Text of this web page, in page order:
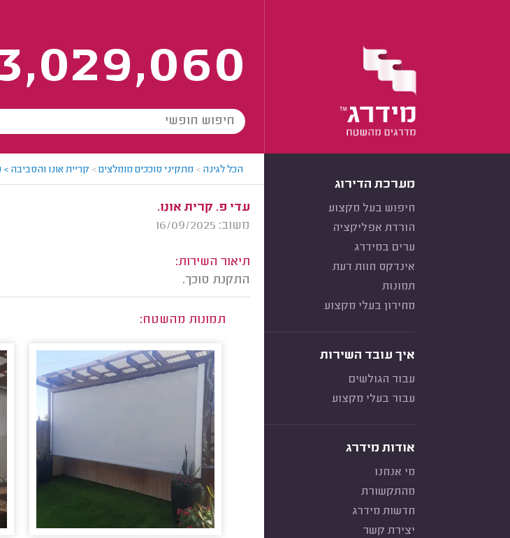
מערכת הדירוג
חיפוש בעל מקצוע
הורדת אפליקציה
ערים במידרג
אינדקס חוות דעת
תמונות
מחירון בעלי מקצוע
איך עובד השירות
עבור הגולשים
עבור בעלי מקצוע
אודות מידרג
מי אנחנו
מהתקשורת
חדשות מידרג
יצירת קשר
הכל לגינה > מתקיני סוככים מומלצים> קריית אונו והסביבה
עדי פ. קרית אונו.
משוב: 16/09/2025
תיאור השירות:
התקנת סוכך.
תמונות מהשטח: